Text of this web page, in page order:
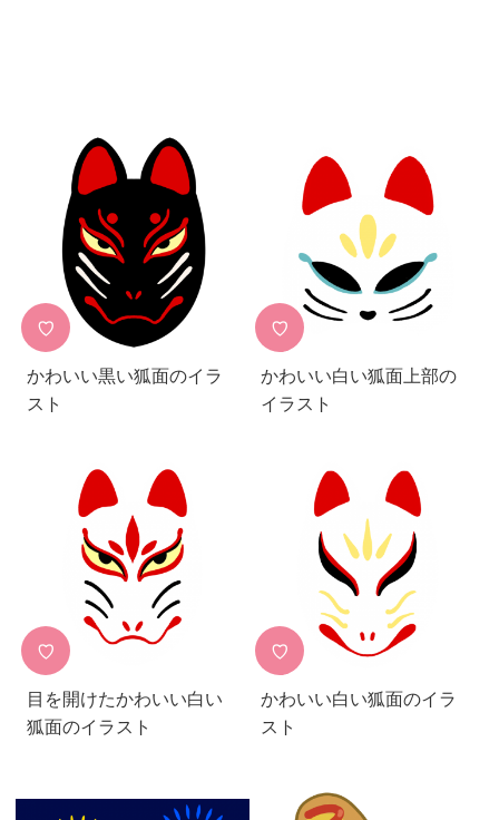
♡
かわいい黒い狐面のイラ
スト
♡
かわいい白い狐面上部の
イラスト
♡
目を開けたかわいい白い
狐面のイラスト
♡
かわいい白い狐面のイラ
スト